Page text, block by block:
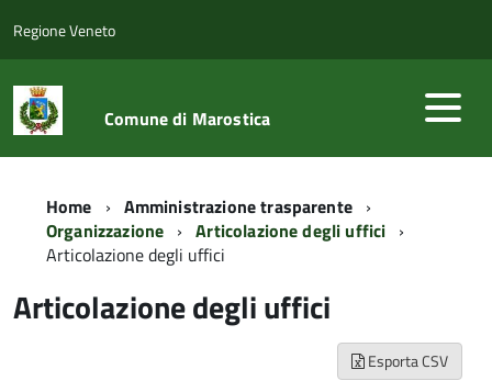
Regione Veneto
Comune di Marostica
Home
Amministrazione trasparente
Organizzazione
Articolazione degli uffici
Articolazione degli uffici
Articolazione degli uffici
Esporta CSV